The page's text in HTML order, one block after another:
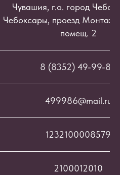
Чувашия, г.о. город
Чебоксары, проезд
помещ. 2
8 (8352) 49-99-86
499986@mail.ru
1232100008579
2100012010